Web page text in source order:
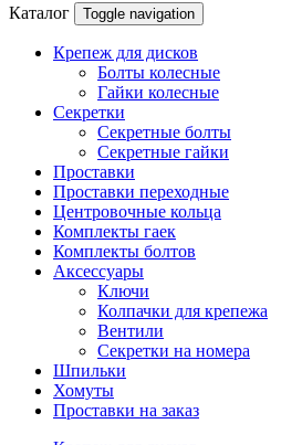
Каталог
Toggle navigation
Крепеж для дисков
Болты колесные
Гайки колесные
Секретки
Секретные болты
Секретные гайки
Проставки
Проставки переходные
Центровочные кольца
Комплекты гаек
Комплекты болтов
Аксессуары
Ключи
Колпачки для крепежа
Вентили
Секретки на номера
Шпильки
Хомуты
Проставки на заказ